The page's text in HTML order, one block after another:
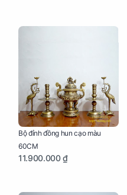
Bộ đỉnh đồng hun cạo màu
60CM
11.900.000 ₫